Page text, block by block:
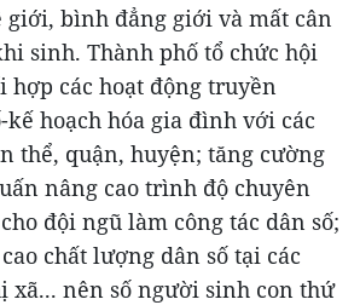
bình đẳng giới và mất cân
sinh. Thành phố tổ chức hội
hợp các hoạt động truyền
kế hoạch hóa gia đình với các
thể, quận, huyện; tăng cường
nâng cao trình độ chuyên
đội ngũ làm công tác dân số;
chất lượng dân số tại các
xã... nên số người sinh con thứ